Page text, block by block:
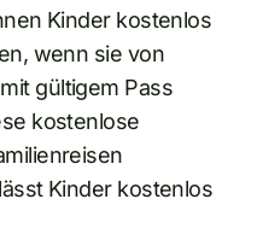
Kinder kostenlos
wenn sie von
gültigem Pass
kostenlose
Kinder kostenlos